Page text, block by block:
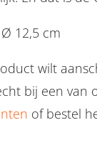
12,5 cm
wilt
bij een van
of bestel